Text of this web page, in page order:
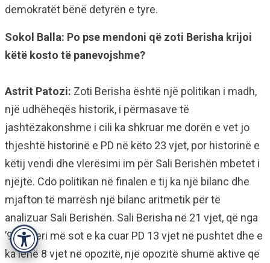
Accessibility
demokratët bënë detyrën e tyre.
Sokol Balla: Po pse mendoni që zoti Berisha krijoi
këtë kosto të panevojshme?
Astrit Patozi: Zoti Berisha është një politikan i madh,
një udhëheqës historik, i përmasave të
jashtëzakonshme i cili ka shkruar me dorën e vet jo
thjeshtë historinë e PD në këto 23 vjet, por historinë e
këtij vendi dhe vlerësimi im për Sali Berishën mbetet i
njëjtë. Cdo politikan në finalen e tij ka një bilanc dhe
mjafton të marrësh një bilanc aritmetik për të
analizuar Sali Berishën. Sali Berisha në 21 vjet, që nga
’92 e deri më sot e ka cuar PD 13 vjet në pushtet dhe e
ka lënë 8 vjet në opozitë, një opozitë shumë aktive që